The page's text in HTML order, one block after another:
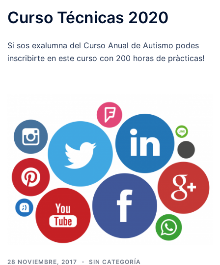
Curso Técnicas 2020
Si sos exalumna del Curso Anual de Autismo podes
inscribirte en este curso con 200 horas de pràcticas!
28 NOVIEMBRE, 2017 SIN CATEGORÍA